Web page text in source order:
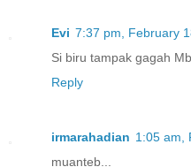
Evi 7:37 pm, February
Si biru tampak gagah
Reply
irmarahadian 1:05 am,
muanteb...